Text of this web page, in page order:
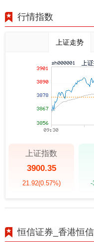
行情指数
上证走势
上证指数
3900.35
21.92(0.57%) -
恒信证券_香港恒